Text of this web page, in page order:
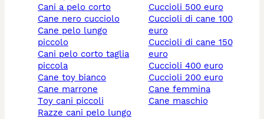
cani a pelo corto
cane nero cucciolo
cane pelo lungo
piccolo
cani pelo corto taglia
piccola
cane toy bianco
cane marrone
toy cani piccoli
razze cani pelo lungo
cuccioli 500 euro
cuccioli di cane 100
euro
cuccioli di cane 150
euro
cuccioli 400 euro
cuccioli 200 euro
cane femmina
cane maschio